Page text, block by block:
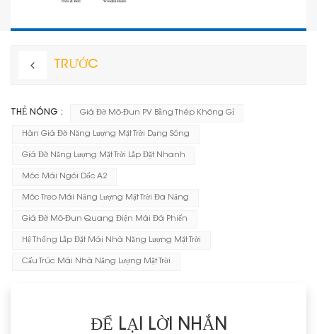
TRƯỚC
THẺ NÓNG : Giá Đỡ Mô-Đun PV Bằng Thép Không Gỉ
Hàn Giá Đỡ Năng Lượng Mặt Trời Dạng Sóng
Giá Đỡ Năng Lượng Mặt Trời Lắp Đặt Nhanh
Móc Mái Ngói Dốc A2
Móc Treo Mái Năng Lượng Mặt Trời Đa Năng
Giá Đỡ Mô-Đun Quang Điện Mái Đá Phiến
Hệ Thống Lắp Đặt Mái Nhà Năng Lượng Mặt Trời
Cấu Trúc Mái Nhà Năng Lượng Mặt Trời
ĐỂ LẠI LỜI NHẮN